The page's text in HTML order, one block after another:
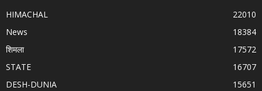
HIMACHAL
22010
News
18384
शिमला
17572
STATE
16707
DESH-DUNIA
15651